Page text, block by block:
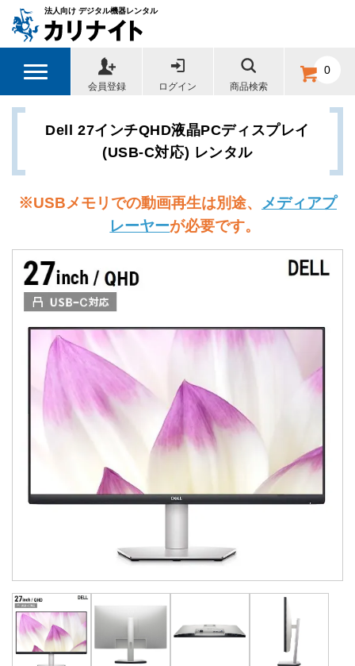
法人向け デジタル機器レンタル
会員登録 ログイン 商品検索
0
Dell 27インチQHD液晶PCディスプレイ
(USB-C対応) レンタル
※USBメモリでの動画再生は別途、
メディアプ
レーヤーが必要です。